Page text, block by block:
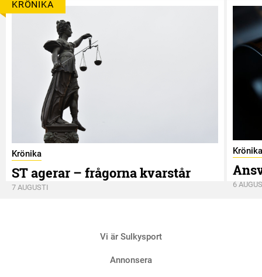
KRÖNIKA
Krönika
ST agerar – frågorna kvarstår
7 AUGUSTI
Krönika
6
Vi är Sulkysport
Annonsera